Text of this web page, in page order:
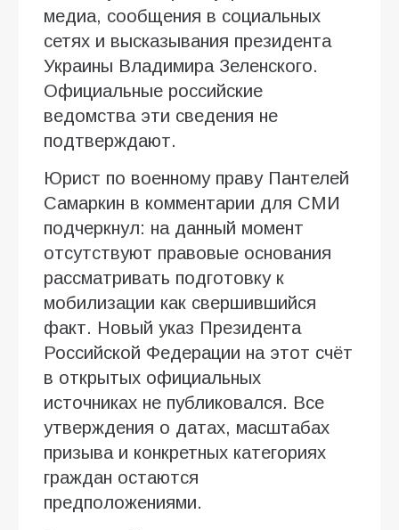
медиа, сообщения в социальных
сетях и высказывания президента
Украины Владимира Зеленского.
Официальные российские
ведомства эти сведения не
подтверждают.
Юрист по военному праву Пантелей
Самаркин в комментарии для СМИ
подчеркнул: на данный момент
отсутствуют правовые основания
рассматривать подготовку к
мобилизации как свершившийся
факт. Новый указ Президента
Российской Федерации на этот счёт
в открытых официальных
источниках не публиковался. Все
утверждения о датах, масштабах
призыва и конкретных категориях
граждан остаются
предположениями.